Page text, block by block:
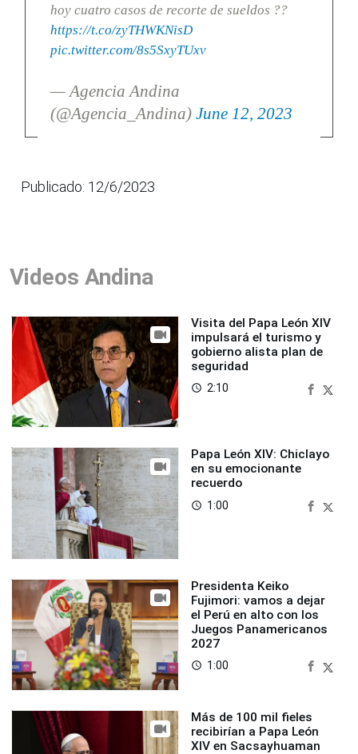
hoy cuatro casos de recorte de sueldos ??
https://t.co/zyTHWKNisD
pic.twitter.com/8s5SxyTUxv
— Agencia Andina
(@Agencia_Andina) June 12, 2023
Publicado: 12/6/2023
Videos Andina
Visita del Papa León XIV
impulsará el turismo y
gobierno alista plan de
seguridad
access_time 2:10
Papa León XIV: Chiclayo
en su emocionante
recuerdo
access_time 1:00
Presidenta Keiko
Fujimori: vamos a dejar
el Perú en alto con los
Juegos Panamericanos
2027
access_time 1:00
Más de 100 mil fieles
recibirían a Papa León
XIV en Sacsayhuaman